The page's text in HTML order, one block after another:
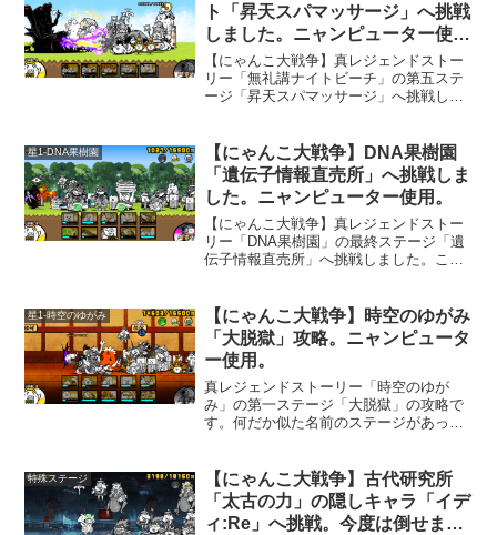
ト「昇天スパマッサージ」へ挑戦
しました。ニャンピューター使
用。
【にゃんこ大戦争】真レジェンドストー
リー「無礼講ナイトビーチ」の第五ステ
ージ「昇天スパマッサージ」へ挑戦しま
ロサワ監督」が強かったです。天使を頑
張って倒そうとしているところを、後ろ
からぐさっとやられますから大変です。
星1-DNA果樹園
【にゃんこ大戦争】DNA果樹園
「遺伝子情報直売所」へ挑戦しま
した。ニャンピューター使用。
【にゃんこ大戦争】真レジェンドストー
リー「DNA果樹園」の最終ステージ「遺
伝子情報直売所」へ挑戦しました。ここ
そういえば、土日に遊べる「終末ノ連戦
場」というステージで、この敵と戦った
気がします。こいつは、妨害の「停止」
が効かないみたいなので、「ネコボンバ
ー」で簡単に止められないから強いで
す。
星1-時空のゆがみ
【にゃんこ大戦争】時空のゆがみ
「大脱獄」攻略。ニャンピュータ
ー使用。
真レジェンドストーリー「時空のゆが
み」の第一ステージ「大脱獄」の攻略で
す。何だか似た名前のステージがあった
魔」属性の敵が登場します。「大脱獄」
では、新しい属性の敵「悪魔」が登場し
ます。悪魔属性がどんな攻撃をしてくる
のかイマイチわかりませんが、第一ステ
特殊ステージ
【にゃんこ大戦争】古代研究所
「太古の力」の隠しキャラ「イデ
ィ:Re」へ挑戦。今度は倒せまし